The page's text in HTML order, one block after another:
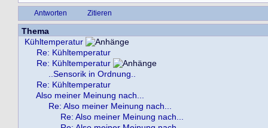
Antworten Zitieren
Thema
Kühltemperatur
Re: Kühltemperatur
Re: Kühltemperatur
..Sensorik in Ordnung..
Re: Kühltemperatur
Also meiner Meinung nach...
Re: Also meiner Meinung nach...
Re: Also meiner Meinung nach...